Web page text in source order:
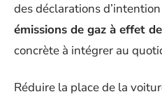
des déclarations
émissions de gaz à effet
concrète à intégrer au
Réduire la place de la